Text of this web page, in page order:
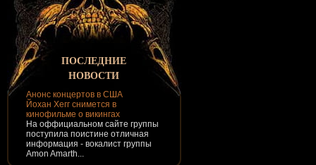
ПОСЛЕДНИЕ
НОВОСТИ
Анонс концертов в США
Йохан Хегг снимется в
кинофильме о викингах
На оффициальном сайте группы
поступила поистине отличная
информация - вокалист группы
Amon Amarth...